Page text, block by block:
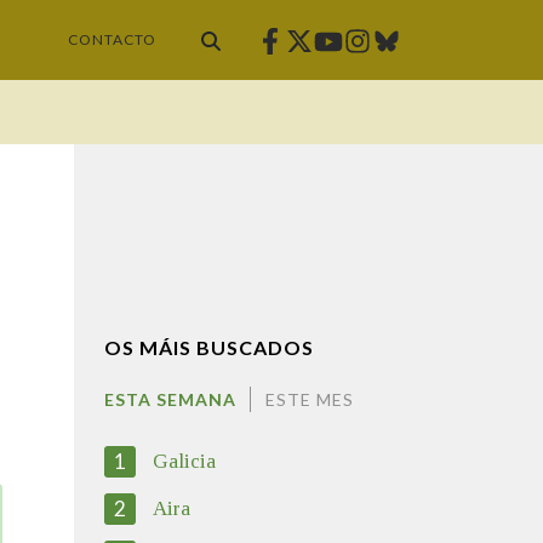
CONTACTO Facebook
Twitter
Youtube
Instagram
Bluesky
OS MÁIS BUSCADOS
ESTA SEMANA ESTE MES
1 Galicia
2 Aira